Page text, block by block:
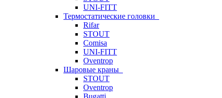
UNI-FITT
Термостатические головки
Rifar
STOUT
Comisa
UNI-FITT
Oventrop
Шаровые краны
STOUT
Oventrop
Bugatti